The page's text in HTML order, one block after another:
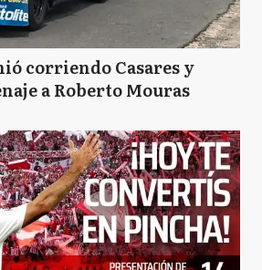
corriendo Casares y
a Roberto Mouras